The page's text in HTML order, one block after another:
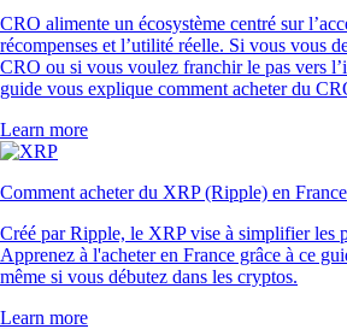
CRO alimente un écosystème centré sur
récompenses et l’utilité réelle. Si vous vous
CRO ou si vous voulez franchir le pas vers
guide vous explique comment acheter du
Learn more
Comment acheter du XRP (Ripple) en France
Créé par Ripple, le XRP vise à simplifier les
Apprenez à l'acheter en France grâce à ce
même si vous débutez dans les cryptos.
Learn more